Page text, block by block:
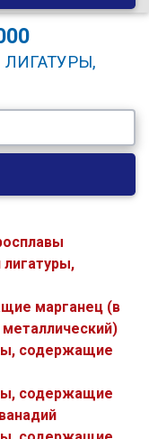
марганец (в
содержащие
содержащие